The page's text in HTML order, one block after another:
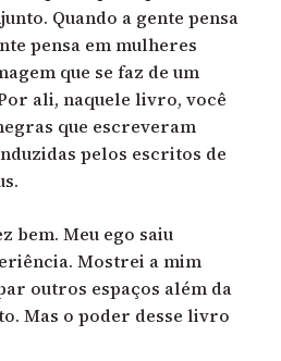
Quando a gente pensa
pensa em mulheres
que se faz de um
ali, naquele livro, você
que escreveram
pelos escritos de
bem. Meu ego saiu
Mostrei a mim
outros espaços além da
Mas o poder desse livro